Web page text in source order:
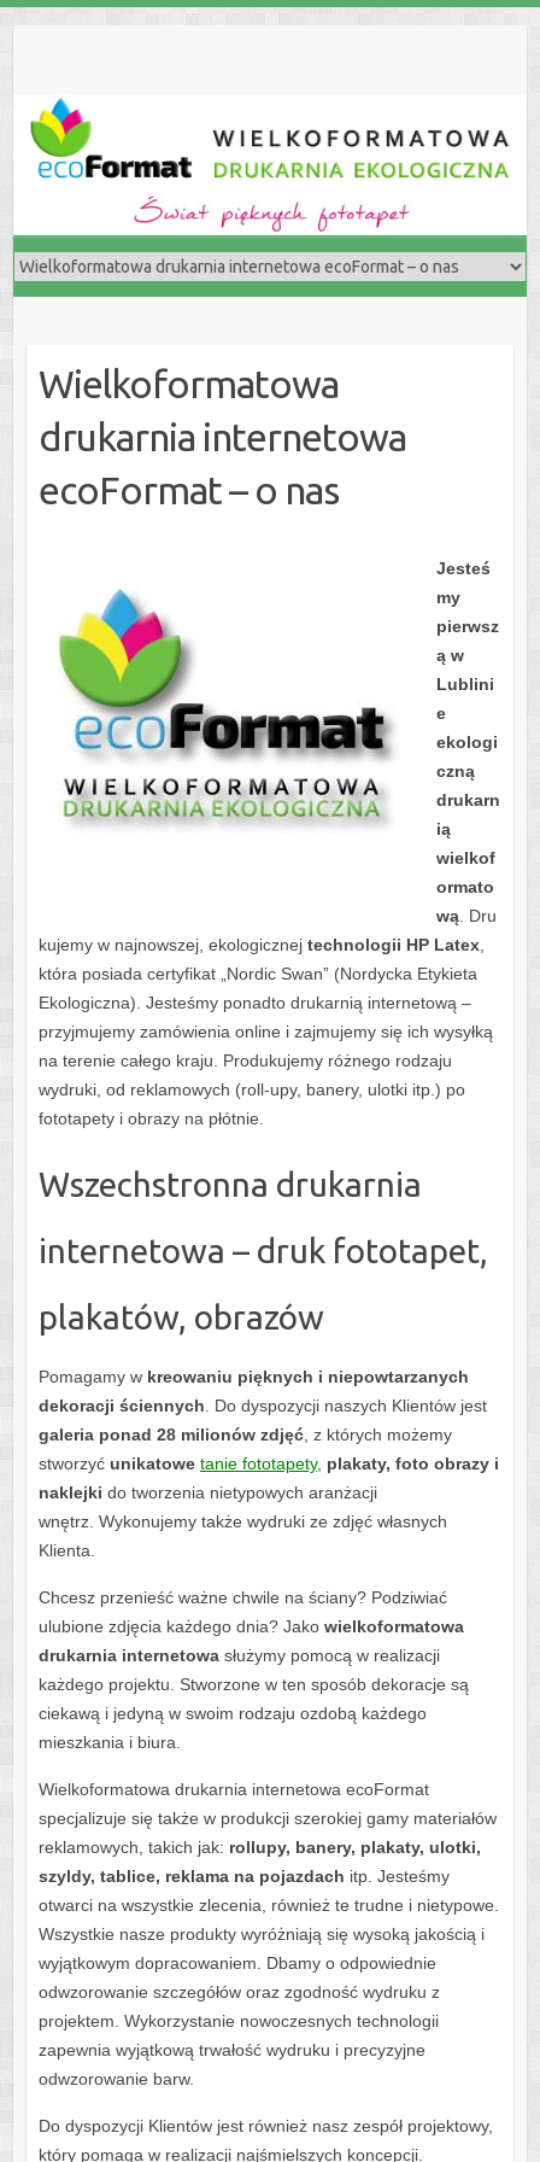
Wielkoformatowa
drukarnia internetowa
ecoFormat – o nas
Jesteś
my
pierwsz
ą w
Lublini
e
ekologi
czną
drukarn
ią
wielkof
ormato
wą. Dru
kujemy w najnowszej, ekologicznej technologii HP Latex,
która posiada certyfikat „Nordic Swan” (Nordycka Etykieta
Ekologiczna). Jesteśmy ponadto drukarnią internetową –
przyjmujemy zamówienia online i zajmujemy się ich wysyłką
na terenie całego kraju. Produkujemy różnego rodzaju
wydruki, od reklamowych (roll-upy, banery, ulotki itp.) po
fototapety i obrazy na płótnie.
Wszechstronna drukarnia
internetowa – druk fototapet,
plakatów, obrazów
Pomagamy w kreowaniu pięknych i niepowtarzanych
dekoracji ściennych . Do dyspozycji naszych Klientów jest
galeria ponad 28 milionów zdjęć, z których możemy
stworzyć unikatowe tanie fototapety, plakaty, foto obrazy i
naklejki do tworzenia nietypowych aranżacji
wnętrz. Wykonujemy także wydruki ze zdjęć własnych
Klienta.
Chcesz przenieść ważne chwile na ściany? Podziwiać
ulubione zdjęcia każdego dnia? Jako wielkoformatowa
drukarnia internetowasłużymy pomocą w realizacji
każdego projektu. Stworzone w ten sposób dekoracje są
ciekawą i jedyną w swoim rodzaju ozdobą każdego
mieszkania i biura.
Wielkoformatowa drukarnia internetowa ecoFormat
specjalizuje się także w produkcji szerokiej gamy materiałów
reklamowych, takich jak: rollupy, banery, plakaty, ulotki,
szyldy, tablice, reklama na pojazdach itp. Jesteśmy
otwarci na wszystkie zlecenia, również te trudne i nietypowe.
Wszystkie nasze produkty wyróżniają się wysoką jakością i
wyjątkowym dopracowaniem. Dbamy o odpowiednie
odwzorowanie szczegółów oraz zgodność wydruku z
projektem. Wykorzystanie nowoczesnych technologii
zapewnia wyjątkową trwałość wydruku i precyzyjne
odwzorowanie barw.
Do dyspozycji Klientów jest również nasz zespół projektowy,
który pomaga w realizacji najśmielszych koncepcji.